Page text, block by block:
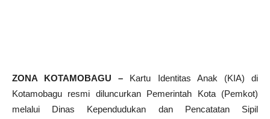
ZONA KOTAMOBAGU – Kartu Identitas Anak (KIA) di
Kotamobagu resmi diluncurkan Pemerintah Kota (Pemkot)
melalui Dinas Kependudukan dan Pencatatan Sipil